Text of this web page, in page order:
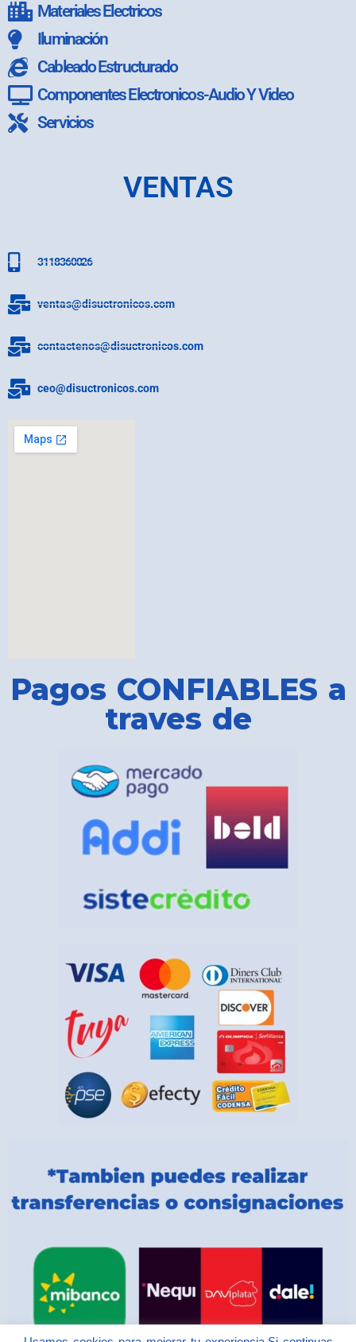
Materiales Electricos
Iluminación
Cableado Estructurado
Componentes Electronicos-Audio Y Video
Servicios
VENTAS
3118360026
ventas@disuctronicos.com
contactenos@disuctronicos.com
ceo@disuctronicos.com
Pagos CONFIABLES a
traves de